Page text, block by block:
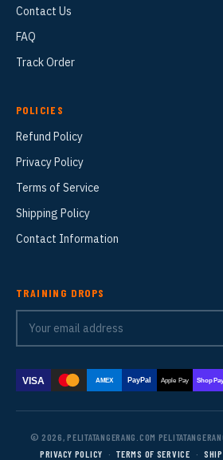
Contact Us
FAQ
Track Order
POLICIES
Refund Policy
Privacy Policy
Terms of Service
Shipping Policy
Contact Information
TRAINING DROPS
VISA AMEX PayPal Apple Pay Shop
© 2026, PELITATANGERANG.COM
PRIVACY POLICY
· TERMS OF SERVICE ·